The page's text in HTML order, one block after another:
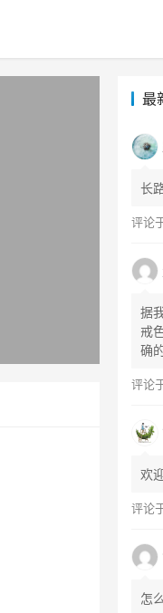
最
长
评论
据
戒
确
评论
欢
评论
怎